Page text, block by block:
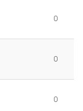
0
0
0